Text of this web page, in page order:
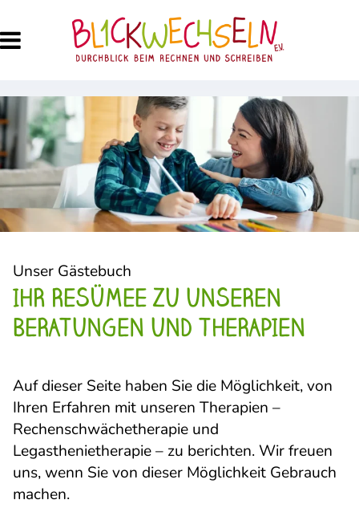
Unser Gästebuch
IHR RESÜMEE ZU UNSEREN
BERATUNGEN UND THERAPIEN
Auf dieser Seite haben Sie die Möglichkeit, von
Ihren Erfahren mit unseren Therapien –
Rechenschwächetherapie und
Legasthenietherapie – zu berichten. Wir freuen
uns, wenn Sie von dieser Möglichkeit Gebrauch
machen.